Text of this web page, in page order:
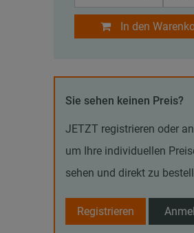
In den
Sie sehen keinen Preis?
JETZT registrieren oder
um Ihre individuellen
sehen und direkt zu
Registrieren